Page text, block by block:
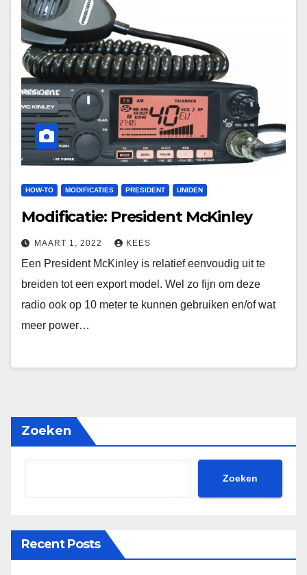
HOW-TO MODIFICATIES PRESIDENT UNIDEN
Modificatie: President McKinley
MAART 1, 2022 KEES
Een President McKinley is relatief eenvoudig uit te
breiden tot een export model. Wel zo fijn om deze
radio ook op 10 meter te kunnen gebruiken en/of wat
meer power…
Zoeken
Zoeken
Recent Posts